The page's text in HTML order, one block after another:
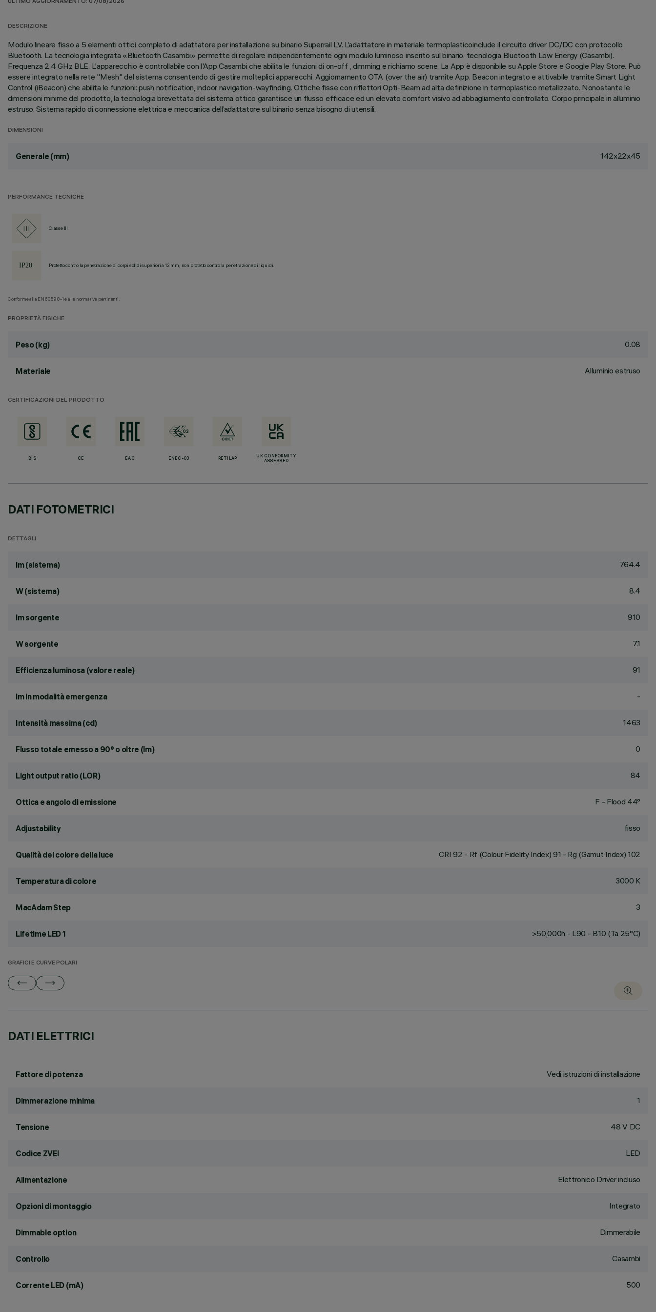
ULTIMO AGGIORNAMENTO: 07/08/2026
DESCRIZIONE
Modulo lineare fisso a 5 elementi ottici completo di adattatore per installazione su binario Superrail LV. L’adattatore in materiale termoplasticoinclude il circuito driver DC/DC con protocollo
Bluetooth. La tecnologia integrata «Bluetooth Casambi» permette di regolare indipendentemente ogni modulo luminoso inserito sul binario. tecnologia Bluetooth Low Energy (Casambi).
Frequenza 2.4 GHz BLE. L'apparecchio è controllabile con l'App Casambi che abilita le funzioni di on-off , dimming e richiamo scene. La App è disponibile su Apple Store e Google Play Store. Può
essere integrato nella rete "Mesh" del sistema consentendo di gestire molteplici apparecchi. Aggiornamento OTA (over the air) tramite App. Beacon integrato e attivabile tramite Smart Light
Control (iBeacon) che abilita le funzioni: push notification, indoor navigation-wayfinding. Ottiche fisse con riflettori Opti-Beam ad alta definizione in termoplastico metallizzato. Nonostante le
dimensioni minime del prodotto, la tecnologia brevettata del sistema ottico garantisce un flusso efficace ed un elevato comfort visivo ad abbagliamento controllato. Corpo principale in alluminio
estruso. Sistema rapido di connessione elettrica e meccanica dell’adattatore sul binario senza bisogno di utensili.
DIMENSIONI
Generale (mm) 142x22x45
PERFORMANCE TECNICHE
Classe III
Protetto contro la penetrazione di corpi solidi superiori a 12 mm, non protetto contro la penetrazione di liquidi.
Conforme alla EN60598-1 e alle normative pertinenti.
PROPRIETÀ FISICHE
Peso (kg) 0.08
Materiale Alluminio estruso
CERTIFICAZIONI DEL PRODOTTO
BIS CE EAC ENEC-03 RETILAP
UK CONFORMITY
ASSESSED
DATI FOTOMETRICI
DETTAGLI
lm (sistema) 764.4
W (sistema) 8.4
lm sorgente 910
W sorgente 7.1
Efficienza luminosa (valore reale) 91
lm in modalità emergenza -
Intensità massima (cd) 1463
Flusso totale emesso a 90° o oltre (lm) 0
Light output ratio (LOR) 84
Ottica e angolo di emissione F - Flood 44°
Adjustability fisso
Qualità del colore della luce CRI92 - Rf (Colour Fidelity Index) 91 - Rg (Gamut Index) 102
Temperatura di colore 3000 K
MacAdam Step 3
Lifetime LED 1 >50,000h - L90 - B10 (Ta 25°C)
GRAFICI E CURVE POLARI
DATI ELETTRICI
Fattore di potenza Vedi istruzioni di installazione
Dimmerazione minima 1
Tensione 48 V DC
Codice ZVEI LED
Alimentazione Elettronico Driver incluso
Opzioni di montaggio Integrato
Dimmable option Dimmerabile
Controllo Casambi
Corrente LED (mA) 500